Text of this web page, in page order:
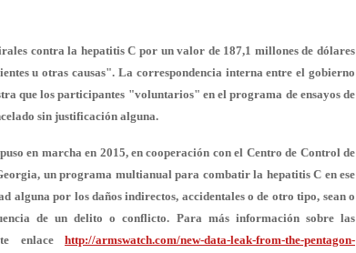
contra la hepatitis C por un valor de 187,1 millones de dólares
u otras causas". La correspondencia interna entre el gobierno
que los participantes "voluntarios" en el programa de ensayos de
sin justificación alguna.
en marcha en 2015, en cooperación con el Centro de Control de
un programa multianual para combatir la hepatitis C en ese
alguna por los daños indirectos, accidentales o de otro tipo, sean o
de un delito o conflicto. Para más información sobre las
enlace http://armswatch.com/new-data-leak-from-the-pentagon-